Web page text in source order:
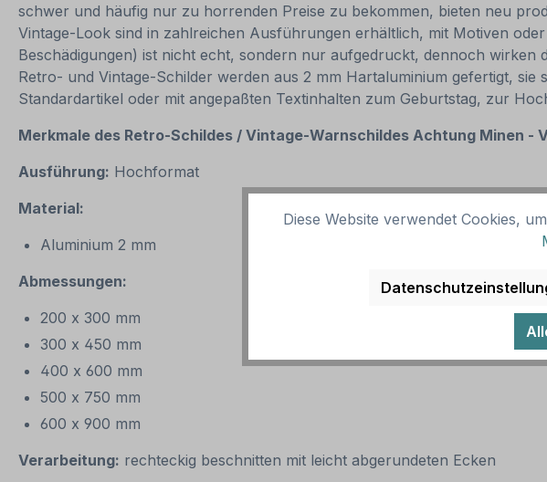
schwer und häufig nur zu horrenden Preise zu bekommen, bieten neu
Vintage-Look sind in zahlreichen Ausführungen erhältlich, mit Motiven
Beschädigungen) ist nicht echt, sondern nur aufgedruckt, dennoch
Retro- und Vintage-Schilder werden aus 2 mm Hartaluminium gefertigt,
Standardartikel oder mit angepaßten Textinhalten zum Geburtstag, zur
Merkmale des Retro-Schildes / Vintage-Warnschildes Achtung Minen -
Ausführung: Hochformat
Material:
Aluminium 2 mm
Abmessungen:
200 x 300 mm
300 x 450 mm
400 x 600 mm
500 x 750 mm
600 x 900 mm
Verarbeitung: rechteckig beschnitten mit leicht abgerundeten Ecken
Diese Website verwendet Cookies,